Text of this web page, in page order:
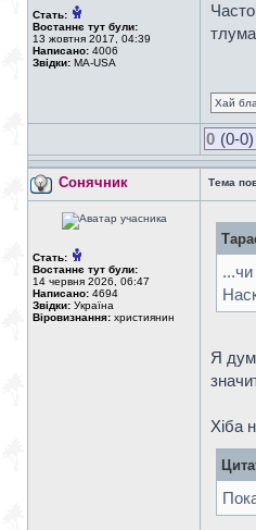
Стать:
Востаннє тут були:
13 жовтня 2017, 04:39
Написано: 4006
Звідки: MA-USA
Хай
0 (0-0)
Сонячник Тема
Стать:
Востаннє тут були:
14 червня 2026, 06:47
Написано: 4694
Звідки: Україна
Віровизнання: християнин
Я
Хіба